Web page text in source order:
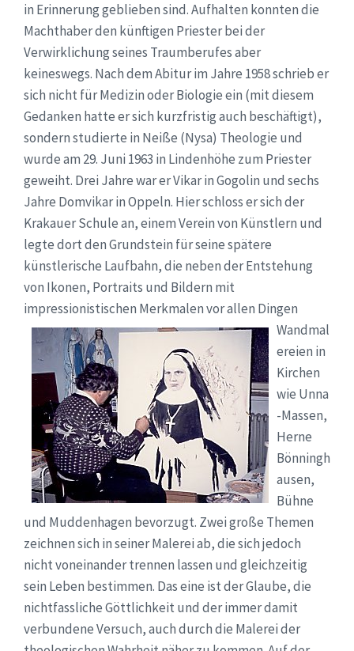
in Erinnerung geblieben sind. Aufhalten konnten die
Machthaber den künftigen Priester bei der
Verwirklichung seines Traumberufes aber
keineswegs. Nach dem Abitur im Jahre 1958 schrieb er
sich nicht für Medizin oder Biologie ein (mit diesem
Gedanken hatte er sich kurzfristig auch beschäftigt),
sondern studierte in Neiße (Nysa) Theologie und
wurde am 29. Juni 1963 in Lindenhöhe zum Priester
geweiht. Drei Jahre war er Vikar in Gogolin und sechs
Jahre Domvikar in Oppeln. Hier schloss er sich der
Krakauer Schule an, einem Verein von Künstlern und
legte dort den Grundstein für seine spätere
künstlerische Laufbahn, die neben der Entstehung
von Ikonen, Portraits und Bildern mit
impressionistischen Merkmalen vor allen Dingen
Wandmal
ereien in
Kirchen
wie Unna
-Massen,
Herne
Bönningh
ausen,
Bühne
und Muddenhagen bevorzugt. Zwei große Themen
zeichnen sich in seiner Malerei ab, die sich jedoch
nicht voneinander trennen lassen und gleichzeitig
sein Leben bestimmen. Das eine ist der Glaube, die
nichtfassliche Göttlichkeit und der immer damit
verbundene Versuch, auch durch die Malerei der